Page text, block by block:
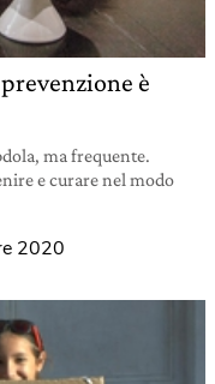
è
ma frequente.
e curare nel modo
2020